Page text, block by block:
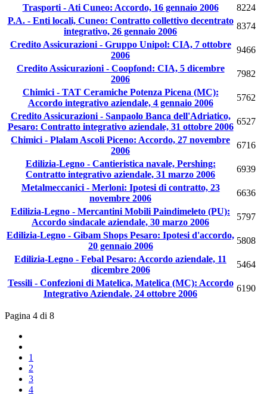
Trasporti - Ati Cuneo: Accordo, 16 gennaio 2006
8224
P.A. - Enti locali, Cuneo: Contratto collettivo decentrato
integrativo, 26 gennaio 2006
8374
Credito Assicurazioni - Gruppo Unipol: CIA, 7 ottobre
2006
9466
Credito Assicurazioni - Coopfond: CIA, 5 dicembre
2006
7982
Chimici - TAT Ceramiche Potenza Picena (MC):
Accordo integrativo aziendale, 4 gennaio 2006
5762
Credito Assicurazioni - Sanpaolo Banca dell'Adriatico,
Pesaro: Contratto integrativo aziendale, 31 ottobre 2006
6527
Chimici - Plalam Ascoli Piceno: Accordo, 27 novembre
2006
6716
Edilizia-Legno - Cantieristica navale, Pershing:
Contratto integrativo aziendale, 31 marzo 2006
6939
Metalmeccanici - Merloni: Ipotesi di contratto, 23
novembre 2006
6636
Edilizia-Legno - Mercantini Mobili Paindimeleto (PU):
Accordo sindacale aziendale, 30 marzo 2006
5797
Edilizia-Legno - Gibam Shops Pesaro: Ipotesi d'accordo,
20 gennaio 2006
5808
Edilizia-Legno - Febal Pesaro: Accordo aziendale, 11
dicembre 2006
5464
Tessili - Confezioni di Matelica, Matelica (MC): Accordo
Integrativo Aziendale, 24 ottobre 2006
6190
Pagina 4 di 8
1
2
3
4